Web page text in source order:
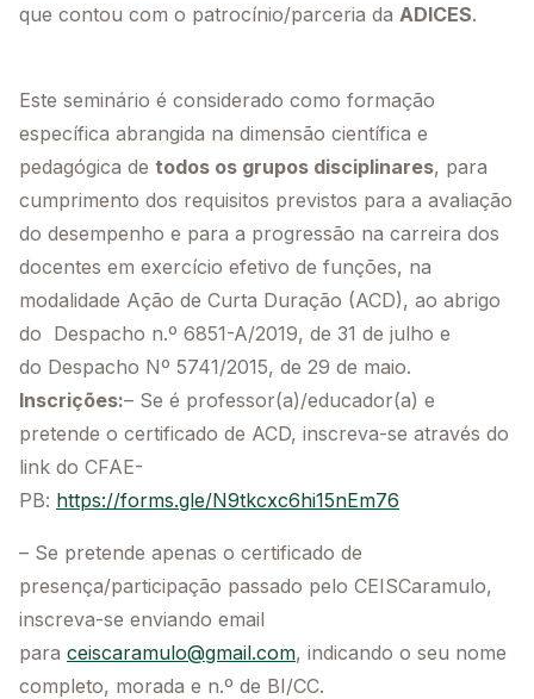
que contou com o patrocínio/parceria da ADICES.
Este seminário é considerado como formação
específica abrangida na dimensão científica e
pedagógica de todos os grupos disciplinares, para
cumprimento dos requisitos previstos para a avaliação
do desempenho e para a progressão na carreira dos
docentes em exercício efetivo de funções, na
modalidade Ação de Curta Duração (ACD), ao abrigo
do Despacho n.º 6851-A/2019, de 31 de julho e
do Despacho Nº 5741/2015, de 29 de maio.
Inscrições:– Se é professor(a)/educador(a) e
pretende o certificado de ACD, inscreva-se através do
link do CFAE-
PB: https://forms.gle/N9tkcxc6hi15nEm76
– Se pretende apenas o certificado de
presença/participação passado pelo CEISCaramulo,
inscreva-se enviando email
para ceiscaramulo@gmail.com, indicando o seu nome
completo, morada e n.º de BI/CC.